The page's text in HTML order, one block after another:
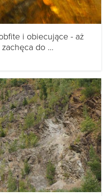
i obiecujące - aż
do ...